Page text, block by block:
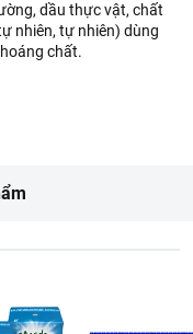
dầu thực vật, chất
nhiên, tự nhiên) dùng
chất.
ánh nắng trực tiếp.
tùy theo khu vực và